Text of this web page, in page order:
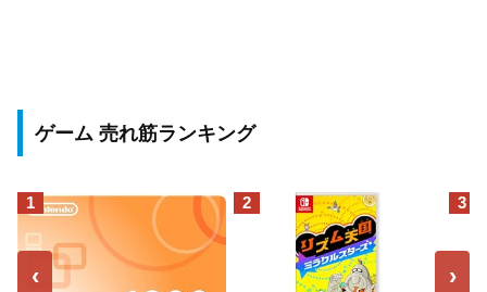
ゲーム 売れ筋ランキング
‹
1 2 3
›